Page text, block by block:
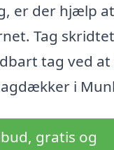
er der hjælp
Tag
tag ved
i
gratis og